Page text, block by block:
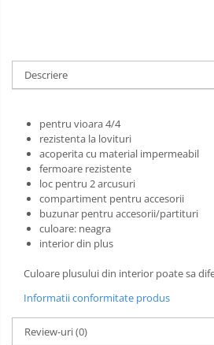
Tenor Horn
Triole / Melodica
Trompete
Trompete Bb
Trompete C
Trompete de buzunar
Trompete piccolo
Tuba
Descriere
pentru vioara 4/4
rezistenta la lovituri
acoperita cu material impermeabil
fermoare rezistente
loc pentru 2 arcusuri
compartiment pentru accesorii
buzunar pentru accesorii/partituri
culoare: neagra
interior din plus
Culoare plusului din interior poate sa
Informatii conformitate produs
Review-uri(0)